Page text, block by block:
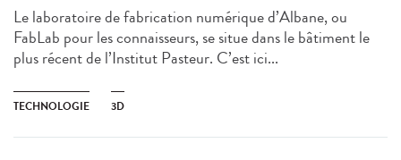
Le laboratoire de fabrication numérique d’Albane, ou
FabLab pour les connaisseurs, se situe dans le bâtiment le
plus récent de l’Institut Pasteur. C’est ici...
TECHNOLOGIE 3D